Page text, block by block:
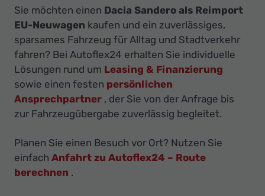
Sie möchten einen Dacia Sandero als Reimport
EU-Neuwagen kaufen und ein zuverlässiges,
sparsames Fahrzeug für Alltag und Stadtverkehr
fahren? Bei Autoflex24 erhalten Sie individuelle
Lösungen rund um Leasing & Finanzierung
sowie einen festen persönlichen
Ansprechpartner , der Sie von der Anfrage bis
zur Fahrzeugübergabe zuverlässig begleitet.
Planen Sie einen Besuch vor Ort? Nutzen Sie
einfach Anfahrt zu Autoflex24 – Route
berechnen .